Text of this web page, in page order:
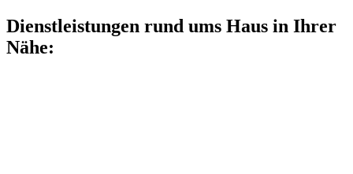
Dienstleistungen rund ums Haus in Ihrer
Nähe: